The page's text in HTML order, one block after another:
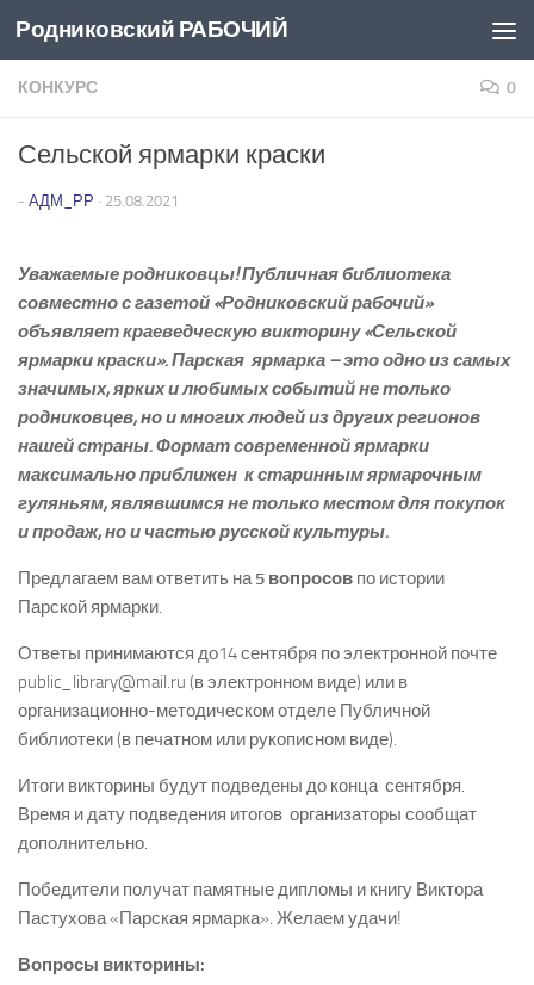
Перейти к содержимому
Родниковский РАБОЧИЙ
КОНКУРС 0
Сельской ярмарки краски
- АДМ_РР · 25.08.2021
Уважаемые родниковцы! Публичная библиотека
совместно с газетой «Родниковский рабочий»
объявляет краеведческую викторину «Сельской
ярмарки краски». Парская ярмарка – это одно из самых
значимых, ярких и любимых событий не только
родниковцев, но и многих людей из других регионов
нашей страны. Формат современной ярмарки
максимально приближен к старинным ярмарочным
гуляньям, являвшимся не только местом для покупок
и продаж, но и частью русской культуры.
Предлагаем вам ответить на5 вопросов по истории
Парской ярмарки.
Ответы принимаются до14 сентября по электронной почте
public_library@mail.ru (в электронном виде) или в
организационно-­методическом отделе Публичной
библиотеки (в печатном или рукописном виде).
Итоги викторины будут подведены до конца сентября.
Время и дату подведения итогов организаторы сообщат
дополнительно.
Победители получат памятные дипломы и книгу Виктора
Пастухова «Парская ярмарка». Желаем удачи!
Вопросы викторины: